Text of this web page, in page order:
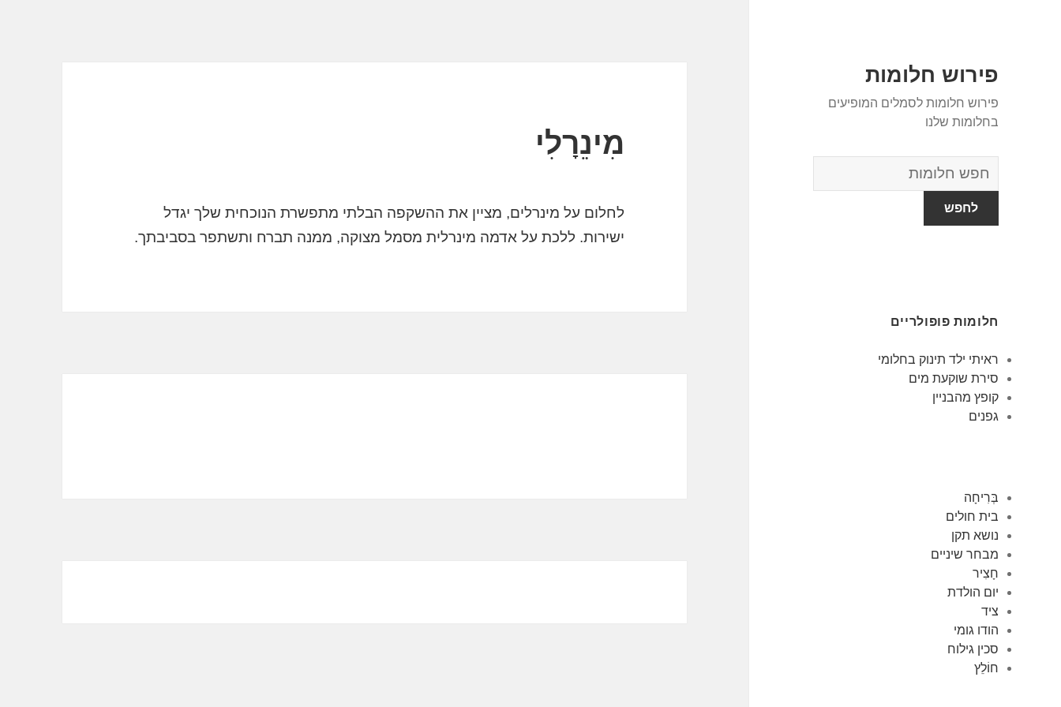
פירוש חלומות
פירוש חלומות לסמלים המופיעים
בחלומות שלנו
מילון
החלומות
חלומות פופולריים
ראיתי ילד תינוק בחלומי
סירת שוקעת מים
קופץ מהבניין
גפנים
בְּרִיחָה
בית חולים
נושא תקן
מבחר שיניים
חָצִיר
יום הולדת
ציד
הודו גומי
סכין גילוח
חוֹלֵץ
מִינֵרָלִי
לחלום על מינרלים, מציין את ההשקפה הבלתי מתפשרת הנוכחית שלך יגדל
ישירות. ללכת על אדמה מינרלית מסמל מצוקה, ממנה תברח ותשתפר בסביבתך.